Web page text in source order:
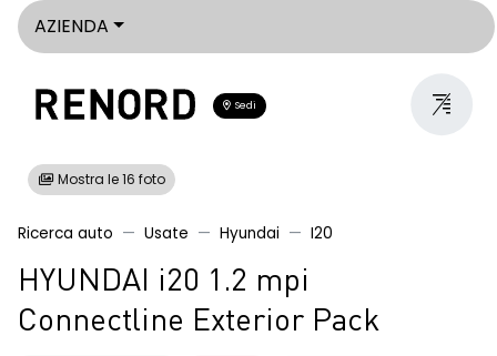
AZIENDA
Sedi
Mostra le 16 foto
Ricerca auto Usate Hyundai I20
HYUNDAI i20 1.2 mpi
Connectline Exterior Pack